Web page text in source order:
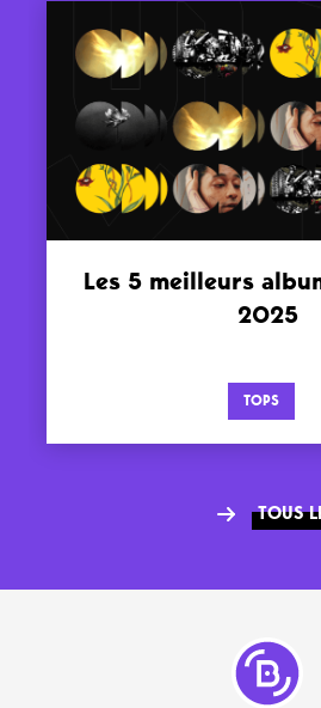
Les 5 meilleurs
2025
TOPS
TOUS